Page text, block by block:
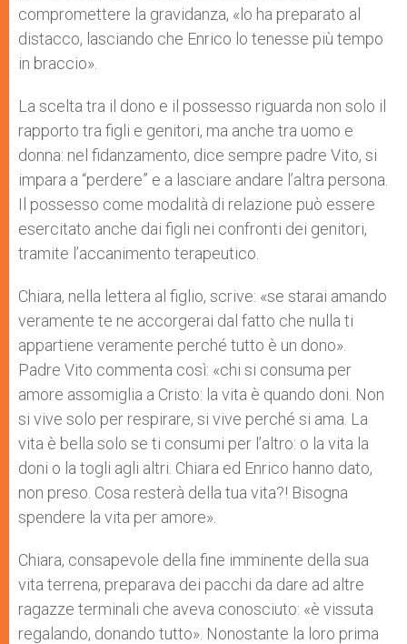
compromettere la gravidanza, «lo ha preparato al
distacco, lasciando che Enrico lo tenesse più tempo
in braccio».
La scelta tra il dono e il possesso riguarda non solo il
rapporto tra figli e genitori, ma anche tra uomo e
donna: nel fidanzamento, dice sempre padre Vito, si
impara a “perdere” e a lasciare andare l’altra persona.
Il possesso come modalità di relazione può essere
esercitato anche dai figli nei confronti dei genitori,
tramite l’accanimento terapeutico.
Chiara, nella lettera al figlio, scrive: «se starai amando
veramente te ne accorgerai dal fatto che nulla ti
appartiene veramente perché tutto è un dono».
Padre Vito commenta così: «chi si consuma per
amore assomiglia a Cristo: la vita è quando doni. Non
si vive solo per respirare, si vive perché si ama. La
vita è bella solo se ti consumi per l’altro: o la vita la
doni o la togli agli altri. Chiara ed Enrico hanno dato,
non preso. Cosa resterà della tua vita?! Bisogna
spendere la vita per amore».
Chiara, consapevole della fine imminente della sua
vita terrena, preparava dei pacchi da dare ad altre
ragazze terminali che aveva conosciuto: «è vissuta
regalando, donando tutto». Nonostante la loro prima